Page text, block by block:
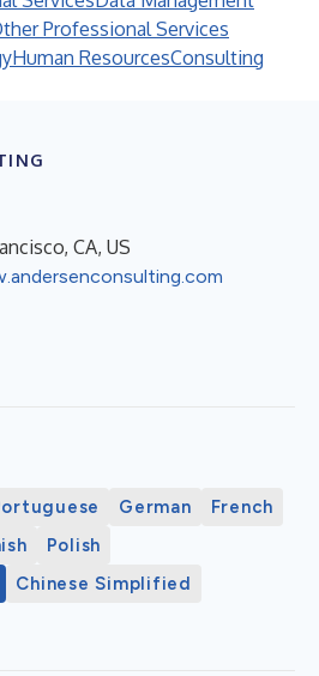
Professional Services
Human ResourcesConsulting
CA, US
German
French
Polish
Chinese Simplified